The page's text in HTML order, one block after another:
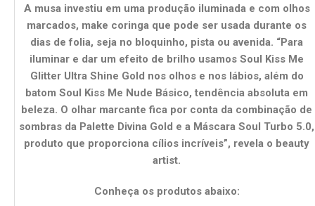
A musa investiu em uma produção iluminada e com olhos
marcados, make coringa que pode ser usada durante os
dias de folia, seja no bloquinho, pista ou avenida. “Para
iluminar e dar um efeito de brilho usamos Soul Kiss Me
Glitter Ultra Shine Gold nos olhos e nos lábios, além do
batom Soul Kiss Me Nude Básico, tendência absoluta em
beleza. O olhar marcante fica por conta da combinação de
sombras da Palette Divina Gold e a Máscara Soul Turbo 5.0,
produto que proporciona cílios incríveis”, revela o beauty
artist.
Conheça os produtos abaixo: